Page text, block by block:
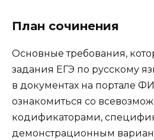
План сочинения
Основные требования,
задания ЕГЭ по русскому
в документах на портале
ознакомиться со
кодификаторами,
демонстрационным